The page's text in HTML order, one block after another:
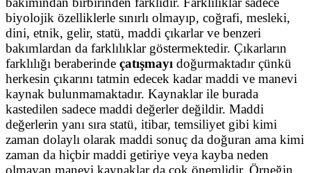
biyolojik özelliklerle sınırlı olmayıp, coğrafi, mesleki,
dini, etnik, gelir, statü, maddi çıkarlar ve benzeri
bakımlardan da farklılıklar göstermektedir. Çıkarların
farklılığı beraberinde çatışmayı doğurmaktadır çünkü
herkesin çıkarını tatmin edecek kadar maddi ve manevi
kaynak bulunmamaktadır. Kaynaklar ile burada
kastedilen sadece maddi değerler değildir. Maddi
değerlerin yanı sıra statü, itibar, temsiliyet gibi kimi
zaman dolaylı olarak maddi sonuç da doğuran ama kimi
zaman da hiçbir maddi getiriye veya kayba neden
olmayan manevi kaynaklar da çok önemlidir. Örneğin,